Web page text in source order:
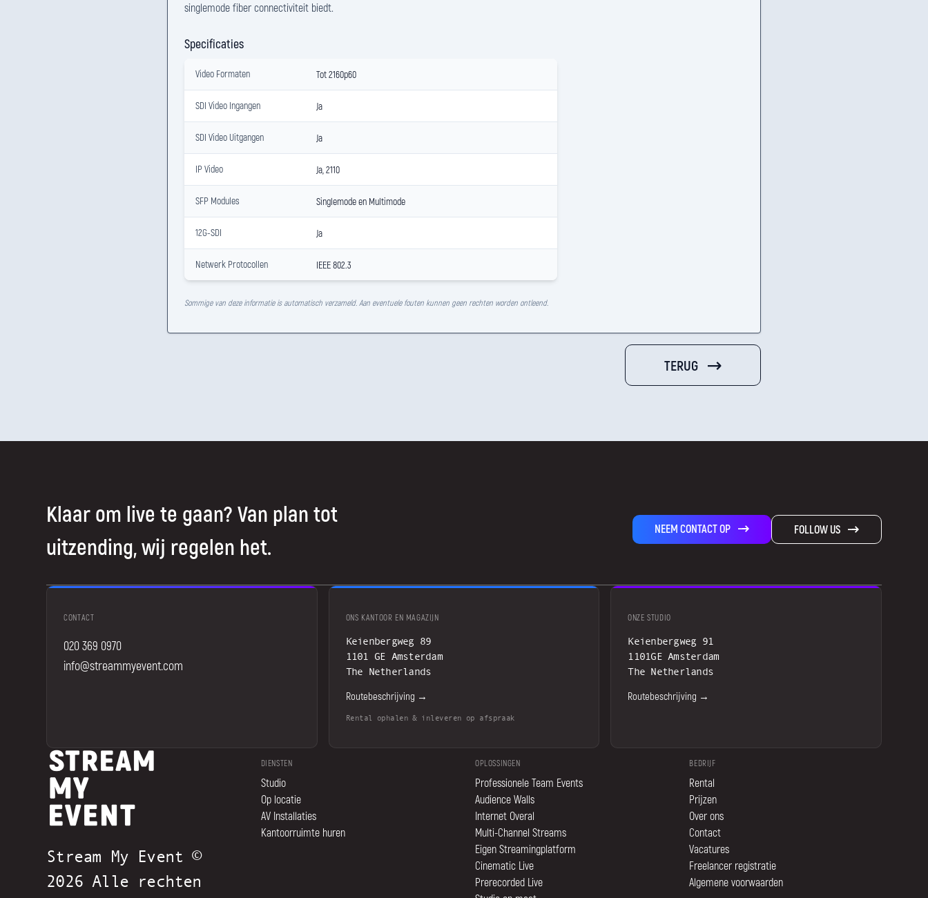
singlemode fiber connectiviteit biedt.
Specificaties
Video Formaten Tot 2160p60
SDI Video Ingangen Ja
SDI Video Uitgangen Ja
IP Video Ja, 2110
SFP Modules Singlemode en Multimode
12G-SDI Ja
Netwerk Protocollen IEEE 802.3
Sommige van deze informatie is automatisch verzameld. Aan eventuele fouten kunnen geen rechten worden ontleend.
TERUG
Klaar om live te gaan? Van plan tot
uitzending, wij regelen het.
NEEM CONTACT OP FOLLOW US
CONTACT
020 369 0970
info@streammyevent.com
ONS KANTOOR EN MAGAZIJN
Keienbergweg 89
1101 GE Amsterdam
The Netherlands
Routebeschrijving →
Rental ophalen & inleveren op afspraak
ONZE STUDIO
Keienbergweg 91
1101GE Amsterdam
The Netherlands
Routebeschrijving →
Stream My Event ©
2026 Alle rechten
DIENSTEN
Studio
Op locatie
AV Installaties
Kantoorruimte huren
OPLOSSINGEN
Professionele Team Events
Audience Walls
Internet Overal
Multi-Channel Streams
Eigen Streamingplatform
Cinematic Live
Prerecorded Live
BEDRIJF
Rental
Prijzen
Over ons
Contact
Vacatures
Freelancer registratie
Algemene voorwaarden